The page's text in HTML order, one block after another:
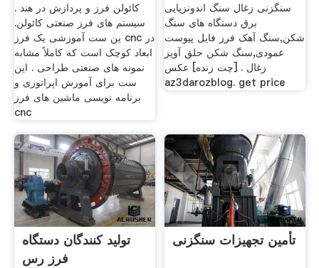
کائولن فرز و پردازش در هند .
سیستم های فرز صنعتی کائولن.
ین ست آموزشی یک فرز cnc در
ابعاد کوچک است که کاملاً مشابه
نمونه های صنعتی طراحی . این
ست برای آموزش اپراتوری و
برنامه نویسی ماشین های فرز
cnc
سنگزنی زغال سنگ اندونزیایی
برق دستگاه های سنگ
شکن,سنگ آهک فرز فایل پیوست
عمودی,سنگ شکن حلق آویز
زغال . [چت زنده] عکس
az3darozblog. get price
تولید کنندگان دستگاه
فرز رس
تأمین تجهیزات سنگزنی